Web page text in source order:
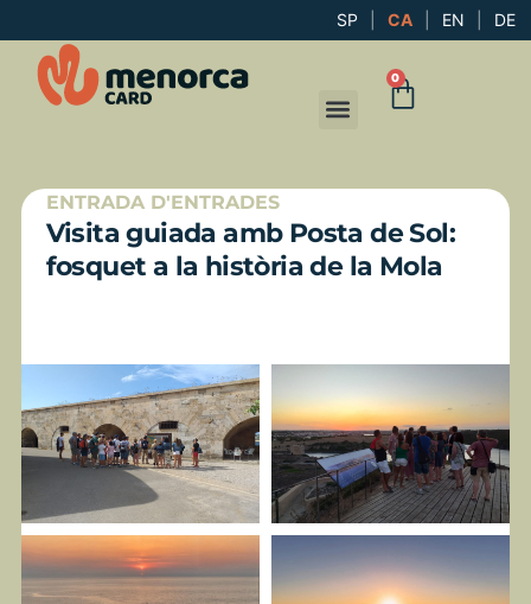
SP CA EN DE
0
ENTRADA D'ENTRADES
Visita guiada amb Posta de Sol:
fosquet a la història de la Mola